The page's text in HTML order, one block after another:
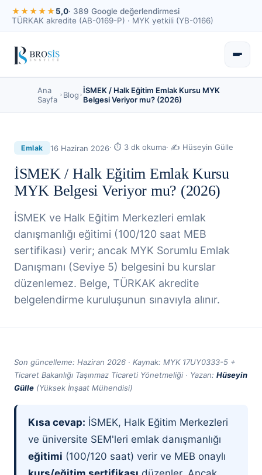
★★★★★5,0· 389 Google değerlendirmesi
TÜRKAK akredite (AB-0169-P) · MYK yetkili (YB-0166)
Ana
Sayfa
Blog İSMEK / Halk Eğitim Emlak Kursu MYK
Belgesi Veriyor mu? (2026)
Emlak 16 Haziran 2026· ⏱ 3 dk okuma· ✍ Hüseyin Gülle
İSMEK / Halk Eğitim Emlak Kursu
MYK Belgesi Veriyor mu? (2026)
İSMEK ve Halk Eğitim Merkezleri emlak
danışmanlığı eğitimi (100/120 saat MEB
sertifikası) verir; ancak MYK Sorumlu Emlak
Danışmanı (Seviye 5) belgesini bu kurslar
düzenlemez. Belge, TÜRKAK akredite
belgelendirme kuruluşunun sınavıyla alınır.
Son güncelleme: Haziran 2026 · Kaynak: MYK 17UY0333-5 +
Ticaret Bakanlığı Taşınmaz Ticareti Yönetmeliği · Yazan: Hüseyin
Gülle (Yüksek İnşaat Mühendisi)
Kısa cevap: İSMEK, Halk Eğitim Merkezleri
ve üniversite SEM'leri emlak danışmanlığı
eğitimi (100/120 saat) verir ve MEB onaylı